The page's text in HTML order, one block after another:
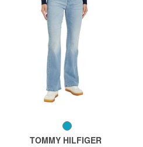
TOMMY HILFIGER